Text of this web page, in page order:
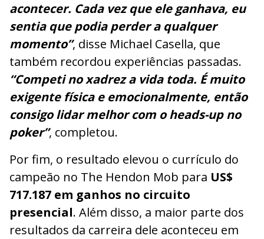
acontecer. Cada vez que ele ganhava, eu
sentia que podia perder a qualquer
momento”, disse Michael Casella, que
também recordou experiências passadas.
“Competi no xadrez a vida toda. É muito
exigente física e emocionalmente, então
consigo lidar melhor com o heads-up no
poker”, completou.
Por fim, o resultado elevou o currículo do
campeão no The Hendon Mob para US$
717.187 em ganhos no circuito
presencial. Além disso, a maior parte dos
resultados da carreira dele aconteceu em